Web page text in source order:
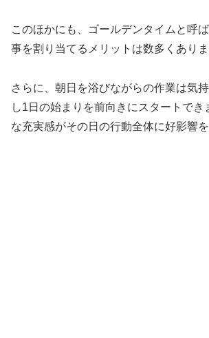
このほかにも、ゴールデンタイムと呼
事を割り当てるメリットは数多くありま
さらに、朝日を浴びながらの作業は気
し1日の始まりを前向きにスタートでき
な充実感がその日の行動全体に好影響を